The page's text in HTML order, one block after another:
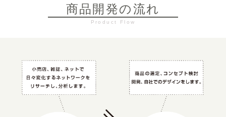
商品開発の流れ